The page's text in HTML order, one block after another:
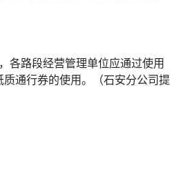
各路段经营管理单位应通过使用
通行券的使用。（石安分公司提